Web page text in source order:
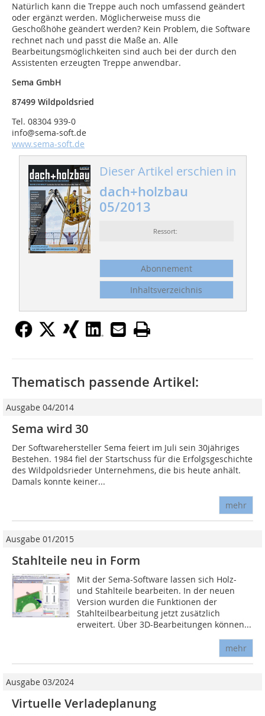
Natürlich kann die Treppe auch noch umfassend geändert
oder ergänzt werden. Möglicherweise muss die
Geschoßhöhe geändert werden? Kein Problem, die Software
rechnet nach und passt die Maße an. Alle
Bearbeitungsmöglichkeiten sind auch bei der durch den
Assistenten erzeugten Treppe anwendbar.
Sema GmbH
87499 Wildpoldsried
Tel. 08304 939-0
info@sema-soft.de
www.sema-soft.de
Dieser Artikel erschien in
dach+holzbau
05/2013
Ressort:
Abonnement
Inhaltsverzeichnis
Thematisch passende Artikel:
Ausgabe 04/2014
Sema wird 30
Der Softwarehersteller Sema feiert im Juli sein 30jähriges
Bestehen. 1984 fiel der Startschuss für die Erfolgsgeschichte
des Wildpoldsrieder Unternehmens, die bis heute anhält.
Damals konnte keiner...
mehr
Ausgabe 01/2015
Stahlteile neu in Form
Mit der Sema-Software lassen sich Holz-
und Stahlteile bearbeiten. In der neuen
Version wurden die Funktionen der
Stahlteilbearbeitung jetzt zusätzlich
erweitert. Über 3D-Bearbeitungen können...
mehr
Ausgabe 03/2024
Virtuelle Verladeplanung